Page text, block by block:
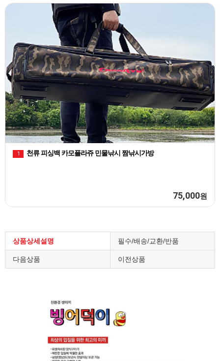
1 천류 피싱백 카모플라쥬 민물낚시 짬낚시가방
75,000원
상품상세설명 필수/배송/교환/반품
다음상품 이전상품